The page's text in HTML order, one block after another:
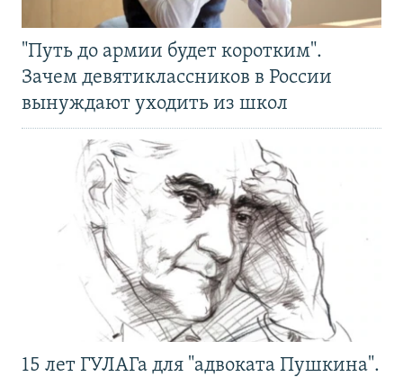
"Путь до армии будет коротким".
Зачем девятиклассников в России
вынуждают уходить из школ
15 лет ГУЛАГа для "адвоката Пушкина".